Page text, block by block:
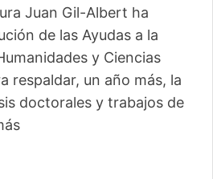
Juan Gil-Albert ha
de las Ayudas a la
y Ciencias
respaldar, un año más, la
doctorales y trabajos de